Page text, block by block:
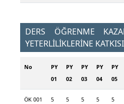
DERS ÖĞRENME
YETERLİLİKLERİNE KATKISI
No
PY
01
PY
02
PY
03
PY
04
PY
05
ÖK 001 5 5 5 5 5